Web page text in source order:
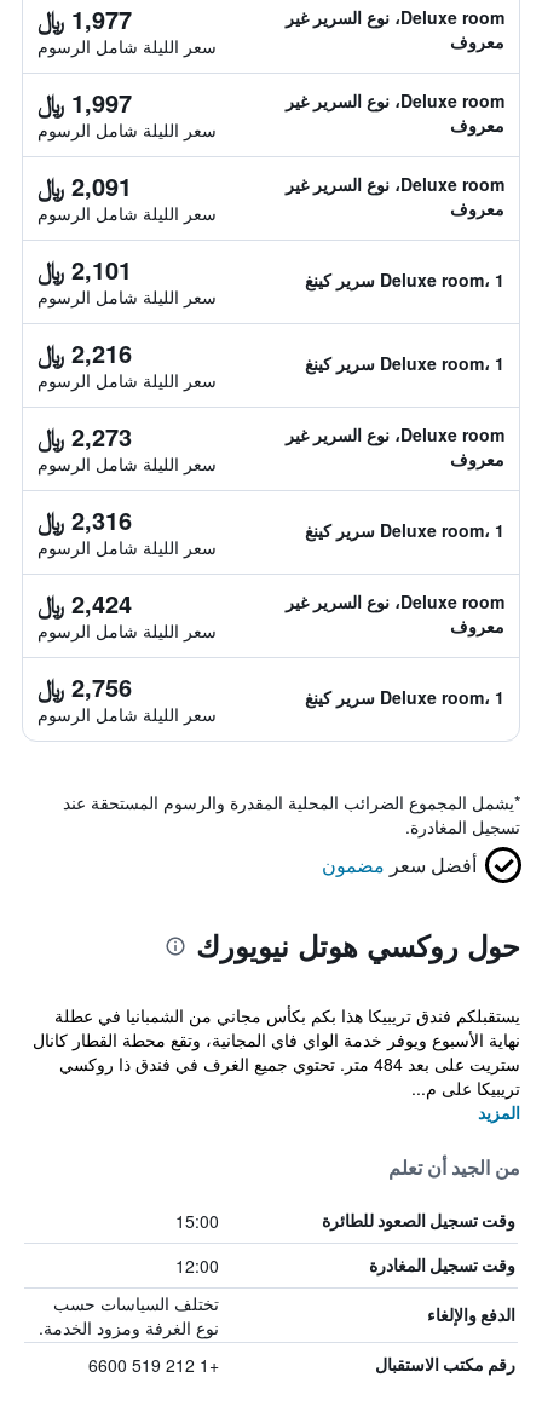
Deluxe room، نوع السرير غير
معروف
1,977 ﷼
سعر الليلة شامل الرسوم
Deluxe room، نوع السرير غير
معروف
1,997 ﷼
سعر الليلة شامل الرسوم
Deluxe room، نوع السرير غير
معروف
2,091 ﷼
سعر الليلة شامل الرسوم
Deluxe room، 1 سرير كينغ 2,101 ﷼
سعر الليلة شامل الرسوم
Deluxe room، 1 سرير كينغ 2,216 ﷼
سعر الليلة شامل الرسوم
Deluxe room، نوع السرير غير
معروف
2,273 ﷼
سعر الليلة شامل الرسوم
Deluxe room، 1 سرير كينغ 2,316 ﷼
سعر الليلة شامل الرسوم
Deluxe room، نوع السرير غير
معروف
2,424 ﷼
سعر الليلة شامل الرسوم
Deluxe room، 1 سرير كينغ 2,756 ﷼
سعر الليلة شامل الرسوم
*يشمل المجموع الضرائب المحلية المقدرة والرسوم المستحقة عند
تسجيل المغادرة.
أفضل سعر مضمون
حول روكسي هوتل نيويورك
يستقبلكم فندق تريبيكا هذا بكم بكأس مجاني من الشمبانيا في عطلة
نهاية الأسبوع ويوفر خدمة الواي فاي المجانية، وتقع محطة القطار كانال
ستريت على بعد 484 متر. تحتوي جميع الغرف في فندق ذا روكسي
تريبيكا على م...
المزيد
من الجيد أن تعلم
وقت تسجيل الصعود للطائرة 15:00
وقت تسجيل المغادرة 12:00
الدفع والإلغاء
تختلف السياسات حسب
نوع الغرفة ومزود الخدمة.
رقم مكتب الاستقبال +1 212 519 6600